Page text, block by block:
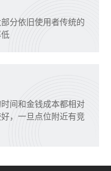
分依旧使用者传统的
间和金钱成本都相对
，一旦点位附近有竞